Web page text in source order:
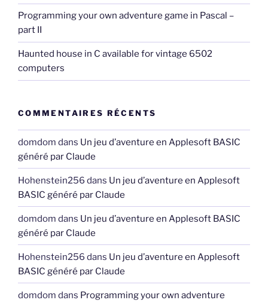
Programming your own adventure game in Pascal –
part II
Haunted house in C available for vintage 6502
computers
COMMENTAIRES RÉCENTS
domdom dans Un jeu d’aventure en Applesoft BASIC
généré par Claude
Hohenstein256 dans Un jeu d’aventure en Applesoft
BASIC généré par Claude
domdom dans Un jeu d’aventure en Applesoft BASIC
généré par Claude
Hohenstein256 dans Un jeu d’aventure en Applesoft
BASIC généré par Claude
domdom dans Programming your own adventure